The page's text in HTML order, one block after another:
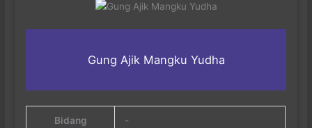
Gung Ajik Mangku Yudha
Bidang -